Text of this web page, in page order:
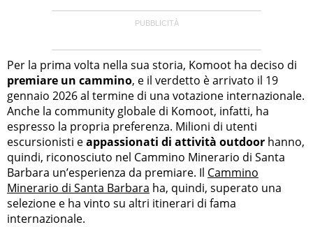
Per la prima volta nella sua storia, Komoot ha deciso di
premiare un cammino, e il verdetto è arrivato il 19
gennaio 2026 al termine di una votazione internazionale.
Anche la community globale di Komoot, infatti, ha
espresso la propria preferenza. Milioni di utenti
escursionisti eappassionati di attività outdoor hanno,
quindi, riconosciuto nel Cammino Minerario di Santa
Barbara un’esperienza da premiare. Il Cammino
Minerario di Santa Barbara ha, quindi, superato una
selezione e ha vinto su altri itinerari di fama
internazionale.